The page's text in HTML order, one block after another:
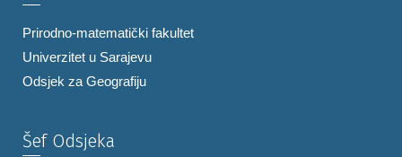
Prirodno-matematički fakultet
Univerzitet u Sarajevu
Odsjek za Geografiju
Šef Odsjeka